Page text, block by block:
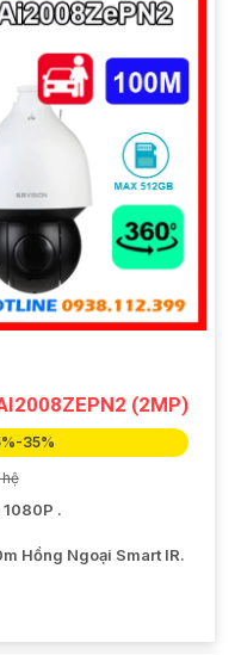
(2MP)
35%
1080P .
Hồng Ngoại Smart IR.